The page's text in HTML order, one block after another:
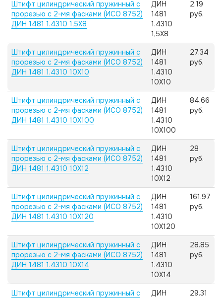
Штифт цилиндрический пружинный с
прорезью с 2-мя фасками (ИСО 8752)
ДИН 1481 1.4310 1,5X8
ДИН
1481
1.4310
1,5X8
2.19
руб.
Штифт цилиндрический пружинный с
прорезью с 2-мя фасками (ИСО 8752)
ДИН 1481 1.4310 10X10
ДИН
1481
1.4310
10X10
27.34
руб.
Штифт цилиндрический пружинный с
прорезью с 2-мя фасками (ИСО 8752)
ДИН 1481 1.4310 10X100
ДИН
1481
1.4310
10X100
84.66
руб.
Штифт цилиндрический пружинный с
прорезью с 2-мя фасками (ИСО 8752)
ДИН 1481 1.4310 10X12
ДИН
1481
1.4310
10X12
28
руб.
Штифт цилиндрический пружинный с
прорезью с 2-мя фасками (ИСО 8752)
ДИН 1481 1.4310 10X120
ДИН
1481
1.4310
10X120
161.97
руб.
Штифт цилиндрический пружинный с
прорезью с 2-мя фасками (ИСО 8752)
ДИН 1481 1.4310 10X14
ДИН
1481
1.4310
10X14
28.85
руб.
Штифт цилиндрический пружинный с
ДИН
29.31